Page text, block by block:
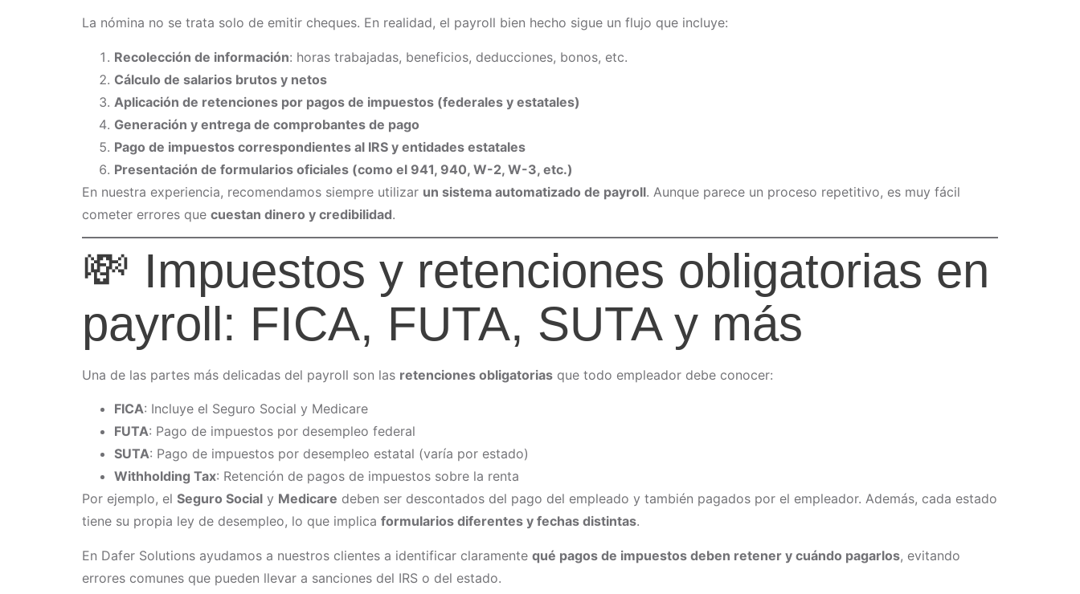
La nómina no se trata solo de emitir cheques. En realidad, el payroll bien hecho sigue un flujo que incluye:
Recolección de información: horas trabajadas, beneficios, deducciones, bonos, etc.
Cálculo de salarios brutos y netos
Aplicación de retenciones por pagos de impuestos (federales y estatales)
Generación y entrega de comprobantes de pago
Pago de impuestos correspondientes al IRS y entidades estatales
Presentación de formularios oficiales (como el 941, 940, W-2, W-3, etc.)
En nuestra experiencia, recomendamos siempre utilizar un sistema automatizado de payroll. Aunque parece un proceso repetitivo, es muy fácil
cometer errores que cuestan dinero y credibilidad.
💸 Impuestos y retenciones obligatorias en
payroll: FICA, FUTA, SUTA y más
Una de las partes más delicadas del payroll son las retenciones obligatorias que todo empleador debe conocer:
FICA: Incluye el Seguro Social y Medicare
FUTA: Pago de impuestos por desempleo federal
SUTA: Pago de impuestos por desempleo estatal (varía por estado)
Withholding Tax: Retención de pagos de impuestos sobre la renta
Por ejemplo, el Seguro Social y Medicare deben ser descontados del pago del empleado y también pagados por el empleador. Además, cada estado
tiene su propia ley de desempleo, lo que implica formularios diferentes y fechas distintas.
En Dafer Solutions ayudamos a nuestros clientes a identificar claramente qué pagos de impuestos deben retener y cuándo pagarlos, evitando
errores comunes que pueden llevar a sanciones del IRS o del estado.